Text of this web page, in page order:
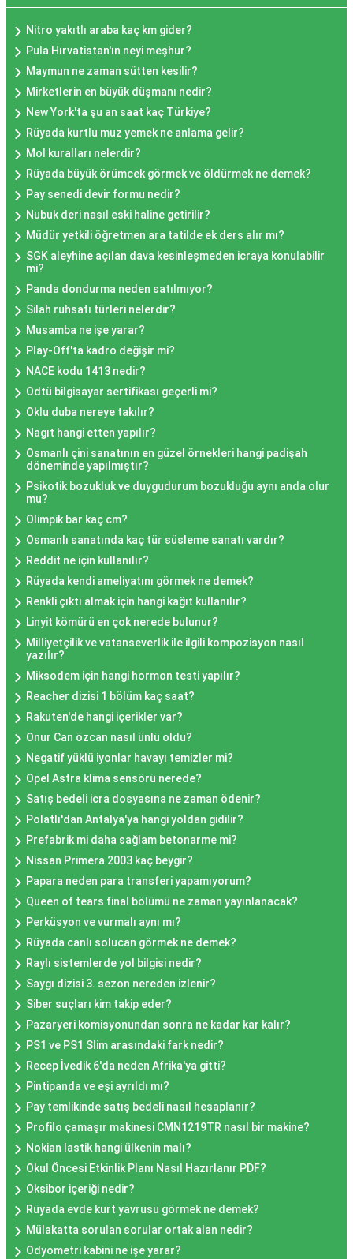
Nitro yakıtlı araba kaç km gider?
Pula Hırvatistan'ın neyi meşhur?
Maymun ne zaman sütten kesilir?
Mirketlerin en büyük düşmanı nedir?
New York'ta şu an saat kaç Türkiye?
Rüyada kurtlu muz yemek ne anlama gelir?
Mol kuralları nelerdir?
Rüyada büyük örümcek görmek ve öldürmek ne demek?
Pay senedi devir formu nedir?
Nubuk deri nasıl eski haline getirilir?
Müdür yetkili öğretmen ara tatilde ek ders alır mı?
SGK aleyhine açılan dava kesinleşmeden icraya konulabilir
mi?
Panda dondurma neden satılmıyor?
Silah ruhsatı türleri nelerdir?
Musamba ne işe yarar?
Play-Off'ta kadro değişir mi?
NACE kodu 1413 nedir?
Odtü bilgisayar sertifikası geçerli mi?
Oklu duba nereye takılır?
Nagıt hangi etten yapılır?
Osmanlı çini sanatının en güzel örnekleri hangi padişah
döneminde yapılmıştır?
Psikotik bozukluk ve duygudurum bozukluğu aynı anda olur
mu?
Olimpik bar kaç cm?
Osmanlı sanatında kaç tür süsleme sanatı vardır?
Reddit ne için kullanılır?
Rüyada kendi ameliyatını görmek ne demek?
Renkli çıktı almak için hangi kağıt kullanılır?
Linyit kömürü en çok nerede bulunur?
Milliyetçilik ve vatanseverlik ile ilgili kompozisyon nasıl
yazılır?
Miksodem için hangi hormon testi yapılır?
Reacher dizisi 1 bölüm kaç saat?
Rakuten'de hangi içerikler var?
Onur Can özcan nasıl ünlü oldu?
Negatif yüklü iyonlar havayı temizler mi?
Opel Astra klima sensörü nerede?
Satış bedeli icra dosyasına ne zaman ödenir?
Polatlı'dan Antalya'ya hangi yoldan gidilir?
Prefabrik mi daha sağlam betonarme mi?
Nissan Primera 2003 kaç beygir?
Papara neden para transferi yapamıyorum?
Queen of tears final bölümü ne zaman yayınlanacak?
Perküsyon ve vurmalı aynı mı?
Rüyada canlı solucan görmek ne demek?
Raylı sistemlerde yol bilgisi nedir?
Saygı dizisi 3. sezon nereden izlenir?
Siber suçları kim takip eder?
Pazaryeri komisyonundan sonra ne kadar kar kalır?
PS1 ve PS1 Slim arasındaki fark nedir?
Recep İvedik 6'da neden Afrika'ya gitti?
Pintipanda ve eşi ayrıldı mı?
Pay temlikinde satış bedeli nasıl hesaplanır?
Profilo çamaşır makinesi CMN1219TR nasıl bir makine?
Nokian lastik hangi ülkenin malı?
Okul Öncesi Etkinlik Planı Nasıl Hazırlanır PDF?
Oksibor içeriği nedir?
Rüyada evde kurt yavrusu görmek ne demek?
Mülakatta sorulan sorular ortak alan nedir?
Odyometri kabini ne işe yarar?